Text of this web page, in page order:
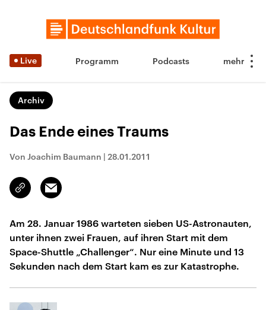
Live Programm Podcasts
Archiv
Das Ende eines Traums
Von Joachim Baumann | 28.01.2011
Link
kopieren/teilen
Email
Am 28. Januar 1986 warteten sieben US-Astronauten,
unter ihnen zwei Frauen, auf ihren Start mit dem
Space-Shuttle „Challenger“. Nur eine Minute und 13
Sekunden nach dem Start kam es zur Katastrophe.